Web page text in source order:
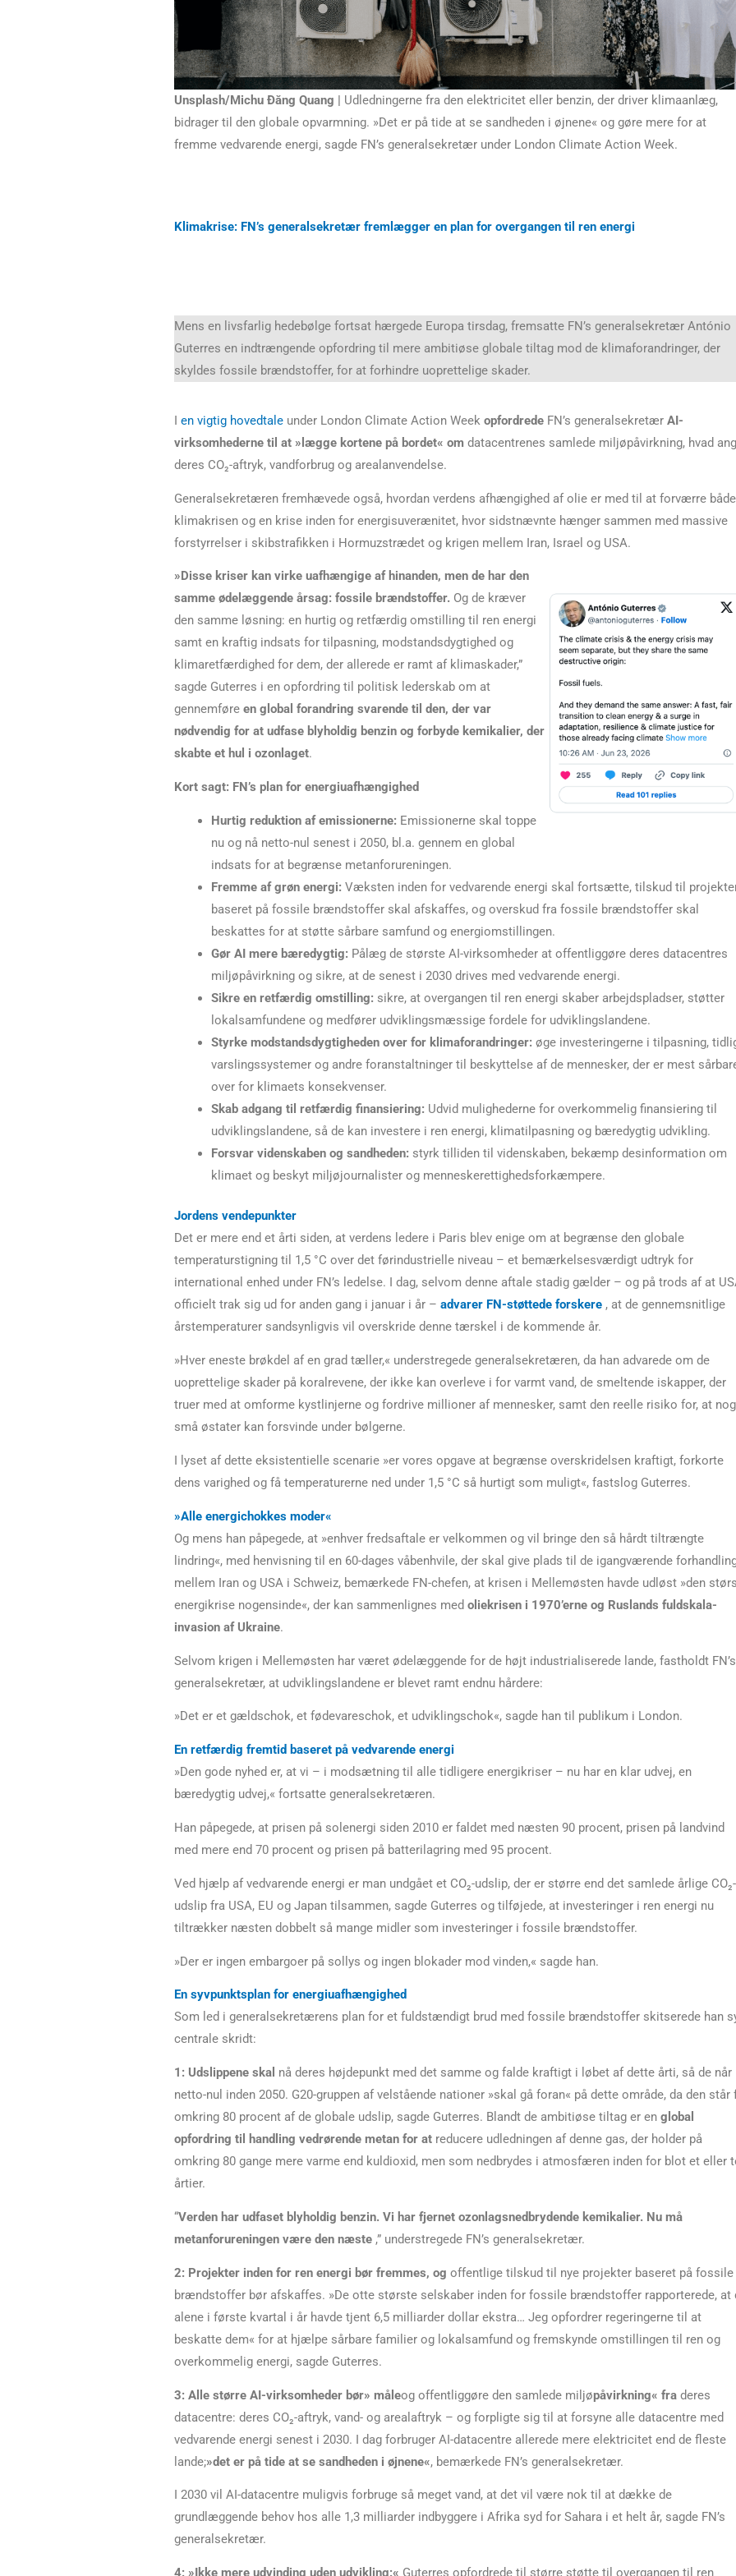
Unsplash/Michu Đăng Quang | Udledningerne fra den elektricitet eller benzin, der driver klimaanlæg,
bidrager til den globale opvarmning. »Det er på tide at se sandheden i øjnene« og gøre mere for at
fremme vedvarende energi, sagde FN’s generalsekretær under London Climate Action Week.
Klimakrise: FN’s generalsekretær fremlægger en plan for overgangen til ren energi
Mens en livsfarlig hedebølge fortsat hærgede Europa tirsdag, fremsatte FN’s generalsekretær António
Guterres en indtrængende opfordring til mere ambitiøse globale tiltag mod de klimaforandringer, der
skyldes fossile brændstoffer, for at forhindre uoprettelige skader.
I en vigtig hovedtale under London Climate Action Week opfordrede FN’s generalsekretær AI-
virksomhederne til at »lægge kortene på bordet« om datacentrenes samlede miljøpåvirkning, hvad
deres CO₂-aftryk, vandforbrug og arealanvendelse.
Generalsekretæren fremhævede også, hvordan verdens afhængighed af olie er med til at forværre både
klimakrisen og en krise inden for energisuverænitet, hvor sidstnævnte hænger sammen med massive
forstyrrelser i skibstrafikken i Hormuzstrædet og krigen mellem Iran, Israel og USA.
»Disse kriser kan virke uafhængige af hinanden, men de har den
samme ødelæggende årsag: fossile brændstoffer. Og de kræver
den samme løsning: en hurtig og retfærdig omstilling til ren energi
samt en kraftig indsats for tilpasning, modstandsdygtighed og
klimaretfærdighed for dem, der allerede er ramt af klimaskader,”
sagde Guterres i en opfordring til politisk lederskab om at
gennemføre en global forandring svarende til den, der var
nødvendig for at udfase blyholdig benzin og forbyde kemikalier, der
skabte et hul i ozonlaget.
Kort sagt: FN’s plan for energiuafhængighed
Hurtig reduktion af emissionerne: Emissionerne skal toppe
nu og nå netto-nul senest i 2050, bl.a. gennem en global
indsats for at begrænse metanforureningen.
Fremme af grøn energi: Væksten inden for vedvarende energi skal fortsætte, tilskud til
baseret på fossile brændstoffer skal afskaffes, og overskud fra fossile brændstoffer skal
beskattes for at støtte sårbare samfund og energiomstillingen.
Gør AI mere bæredygtig: Pålæg de største AI-virksomheder at offentliggøre deres datacentres
miljøpåvirkning og sikre, at de senest i 2030 drives med vedvarende energi.
Sikre en retfærdig omstilling: sikre, at overgangen til ren energi skaber arbejdspladser, støtter
lokalsamfundene og medfører udviklingsmæssige fordele for udviklingslandene.
Styrke modstandsdygtigheden over for klimaforandringer: øge investeringerne i tilpasning,
varslingssystemer og andre foranstaltninger til beskyttelse af de mennesker, der er mest
over for klimaets konsekvenser.
Skab adgang til retfærdig finansiering: Udvid mulighederne for overkommelig finansiering til
udviklingslandene, så de kan investere i ren energi, klimatilpasning og bæredygtig udvikling.
Forsvar videnskaben og sandheden: styrk tilliden til videnskaben, bekæmp desinformation om
klimaet og beskyt miljøjournalister og menneskerettighedsforkæmpere.
Jordens vendepunkter
Det er mere end et årti siden, at verdens ledere i Paris blev enige om at begrænse den globale
temperaturstigning til 1,5 °C over det førindustrielle niveau – et bemærkelsesværdigt udtryk for
international enhed under FN’s ledelse. I dag, selvom denne aftale stadig gælder – og på trods af at
officielt trak sig ud for anden gang i januar i år – advarer FN-støttede forskere , at de gennemsnitlige
årstemperaturer sandsynligvis vil overskride denne tærskel i de kommende år.
»Hver eneste brøkdel af en grad tæller,« understregede generalsekretæren, da han advarede om de
uoprettelige skader på koralrevene, der ikke kan overleve i for varmt vand, de smeltende iskapper, der
truer med at omforme kystlinjerne og fordrive millioner af mennesker, samt den reelle risiko for, at
små østater kan forsvinde under bølgerne.
I lyset af dette eksistentielle scenarie »er vores opgave at begrænse overskridelsen kraftigt, forkorte
dens varighed og få temperaturerne ned under 1,5 °C så hurtigt som muligt«, fastslog Guterres.
»Alle energichokkes moder«
Og mens han påpegede, at »enhver fredsaftale er velkommen og vil bringe den så hårdt tiltrængte
lindring«, med henvisning til en 60-dages våbenhvile, der skal give plads til de igangværende
mellem Iran og USA i Schweiz, bemærkede FN-chefen, at krisen i Mellemøsten havde udløst »den
energikrise nogensinde«, der kan sammenlignes med oliekrisen i 1970’erne og Ruslands fuldskala-
invasion af Ukraine.
Selvom krigen i Mellemøsten har været ødelæggende for de højt industrialiserede lande, fastholdt FN’s
generalsekretær, at udviklingslandene er blevet ramt endnu hårdere:
»Det er et gældschok, et fødevareschok, et udviklingschok«, sagde han til publikum i London.
En retfærdig fremtid baseret på vedvarende energi
»Den gode nyhed er, at vi – i modsætning til alle tidligere energikriser – nu har en klar udvej, en
bæredygtig udvej,« fortsatte generalsekretæren.
Han påpegede, at prisen på solenergi siden 2010 er faldet med næsten 90 procent, prisen på landvind
med mere end 70 procent og prisen på batterilagring med 95 procent.
Ved hjælp af vedvarende energi er man undgået et CO₂-udslip, der er større end det samlede årlige CO₂-
udslip fra USA, EU og Japan tilsammen, sagde Guterres og tilføjede, at investeringer i ren energi nu
tiltrækker næsten dobbelt så mange midler som investeringer i fossile brændstoffer.
»Der er ingen embargoer på sollys og ingen blokader mod vinden,« sagde han.
En syvpunktsplan for energiuafhængighed
Som led i generalsekretærens plan for et fuldstændigt brud med fossile brændstoffer skitserede han
centrale skridt:
1: Udslippene skal nå deres højdepunkt med det samme og falde kraftigt i løbet af dette årti, så de når
netto-nul inden 2050. G20-gruppen af velstående nationer »skal gå foran« på dette område, da den står
omkring 80 procent af de globale udslip, sagde Guterres. Blandt de ambitiøse tiltag er en global
opfordring til handling vedrørende metan for at reducere udledningen af denne gas, der holder på
omkring 80 gange mere varme end kuldioxid, men som nedbrydes i atmosfæren inden for blot et eller
årtier.
“Verden har udfaset blyholdig benzin. Vi har fjernet ozonlagsnedbrydende kemikalier. Nu må
metanforureningen være den næste ,” understregede FN’s generalsekretær.
2: Projekter inden for ren energi bør fremmes, og offentlige tilskud til nye projekter baseret på fossile
brændstoffer bør afskaffes. »De otte største selskaber inden for fossile brændstoffer rapporterede, at
alene i første kvartal i år havde tjent 6,5 milliarder dollar ekstra… Jeg opfordrer regeringerne til at
beskatte dem« for at hjælpe sårbare familier og lokalsamfund og fremskynde omstillingen til ren og
overkommelig energi, sagde Guterres.
3: Alle større AI-virksomheder bør» måleog offentliggøre den samlede miljøpåvirkning« fra deres
datacentre: deres CO₂-aftryk, vand- og arealaftryk – og forpligte sig til at forsyne alle datacentre med
vedvarende energi senest i 2030. I dag forbruger AI-datacentre allerede mere elektricitet end de fleste
lande;»det er på tide at se sandheden i øjnene«, bemærkede FN’s generalsekretær.
I 2030 vil AI-datacentre muligvis forbruge så meget vand, at det vil være nok til at dække de
grundlæggende behov hos alle 1,3 milliarder indbyggere i Afrika syd for Sahara i et helt år, sagde FN’s
generalsekretær.
4: »Ikke mere udvinding uden udvikling:« Guterres opfordrede til større støtte til overgangen til ren